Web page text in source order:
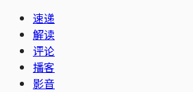
速递
解读
评论
播客
影音